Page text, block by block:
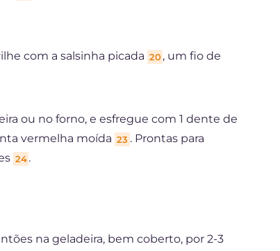
com a salsinha picada 20 , um fio de
ou no forno, e esfregue com 1 dente de
vermelha moída 23 . Prontas para
24 .
na geladeira, bem coberto, por 2-3